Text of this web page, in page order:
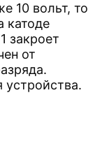
10 вольт, то
катоде
закроет
от
устройства.